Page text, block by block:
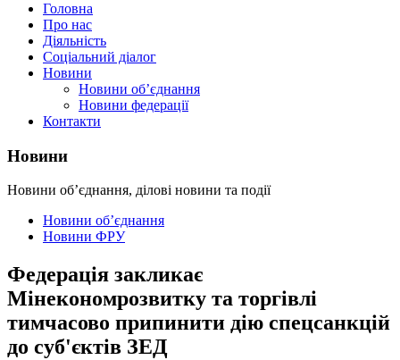
Головна
Про нас
Діяльність
Соціальний діалог
Новини
Новини об’єднання
Новини федерації
Контакти
Новини
Новини об’єднання, ділові новини та події
Новини об’єднання
Новини ФРУ
Федерація закликає
Мінекономрозвитку та торгівлі
тимчасово припинити дію спецсанкцій
до суб'єктів ЗЕД